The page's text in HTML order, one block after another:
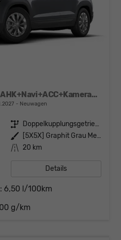
Selection 150PS DSG AHK+Navi+ACC+Kamera+Kessy+Sitzheizung+GV5+Ambiente
Neuwagen
Getriebe
Doppelkupplungsgetriebe (DSG)
Außenfarbe
[5X5X] Graphit Grau Metallic
Kilometerstand 20 km
Details
6,50 l/100km
g/km